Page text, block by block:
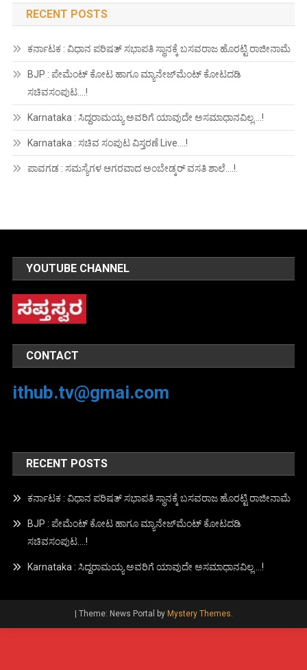
RECENT POSTS
ಕರ್ನಾಟಕ : ವಿಧಾನ ಪರಿಷತ್ ಸಭಾಪತಿ ಸ್ಥಾನಕ್ಕೆ ಬಸವರಾಜ ಹೊರಟ್ಟಿ ರಾಜೀನಾಮೆ
BJP : ಪೇಮೆಂಟ್ ಕೋಟ ಹಾಗೂ ಮ್ಯಾನೇಜ್‍ಮೆಂಟ್ ಕೋಟದಡಿ
ಸಚಿವಸಂಪುಟ….!
Karnataka : ಸಿದ್ದರಾಮಯ್ಯ ಅವರಿಗೆ ಯಾವುದೇ ಅಸಮಾಧಾನವಿಲ್ಲ….!
Karnataka : ಸಚಿವ ಸಂಪುಟ ವಿಸ್ತರಣೆ Live….!
ಪಾವಗಡ : ಸಮಸ್ಯೆಗಳ ಆಗರವಾದ ಅಂಬೇಡ್ಕರ್ ವಸತಿ ಶಾಲೆ….!.
YOUTUBE CHANNEL
CONTACT
ithub.tv@gmai.com
RECENT POSTS
ಕರ್ನಾಟಕ : ವಿಧಾನ ಪರಿಷತ್ ಸಭಾಪತಿ ಸ್ಥಾನಕ್ಕೆ ಬಸವರಾಜ ಹೊರಟ್ಟಿ ರಾಜೀನಾಮೆ
BJP : ಪೇಮೆಂಟ್ ಕೋಟ ಹಾಗೂ ಮ್ಯಾನೇಜ್‍ಮೆಂಟ್ ಕೋಟದಡಿ
ಸಚಿವಸಂಪುಟ….!
Karnataka : ಸಿದ್ದರಾಮಯ್ಯ ಅವರಿಗೆ ಯಾವುದೇ ಅಸಮಾಧಾನವಿಲ್ಲ….!
Theme: News Portal by Mystery Themes.